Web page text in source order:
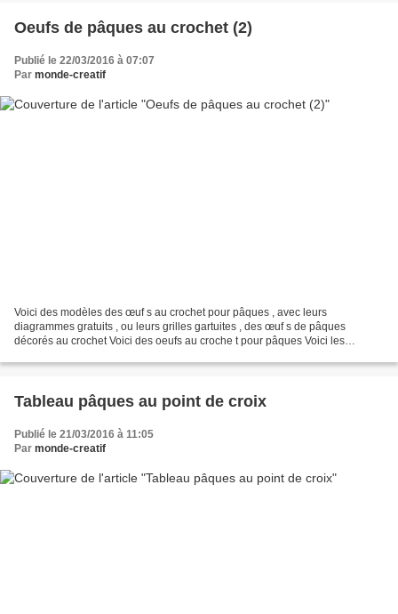
Oeufs de pâques au crochet (2)
Publié le 22/03/2016 à 07:07
Par monde-creatif
Voici des modèles des œuf s au crochet pour pâques , avec leurs
diagrammes gratuits , ou leurs grilles gartuites , des œuf s de pâques
décorés au crochet Voici des oeufs au croche t pour pâques Voici les
Tableau pâques au point de croix
Publié le 21/03/2016 à 11:05
Par monde-creatif